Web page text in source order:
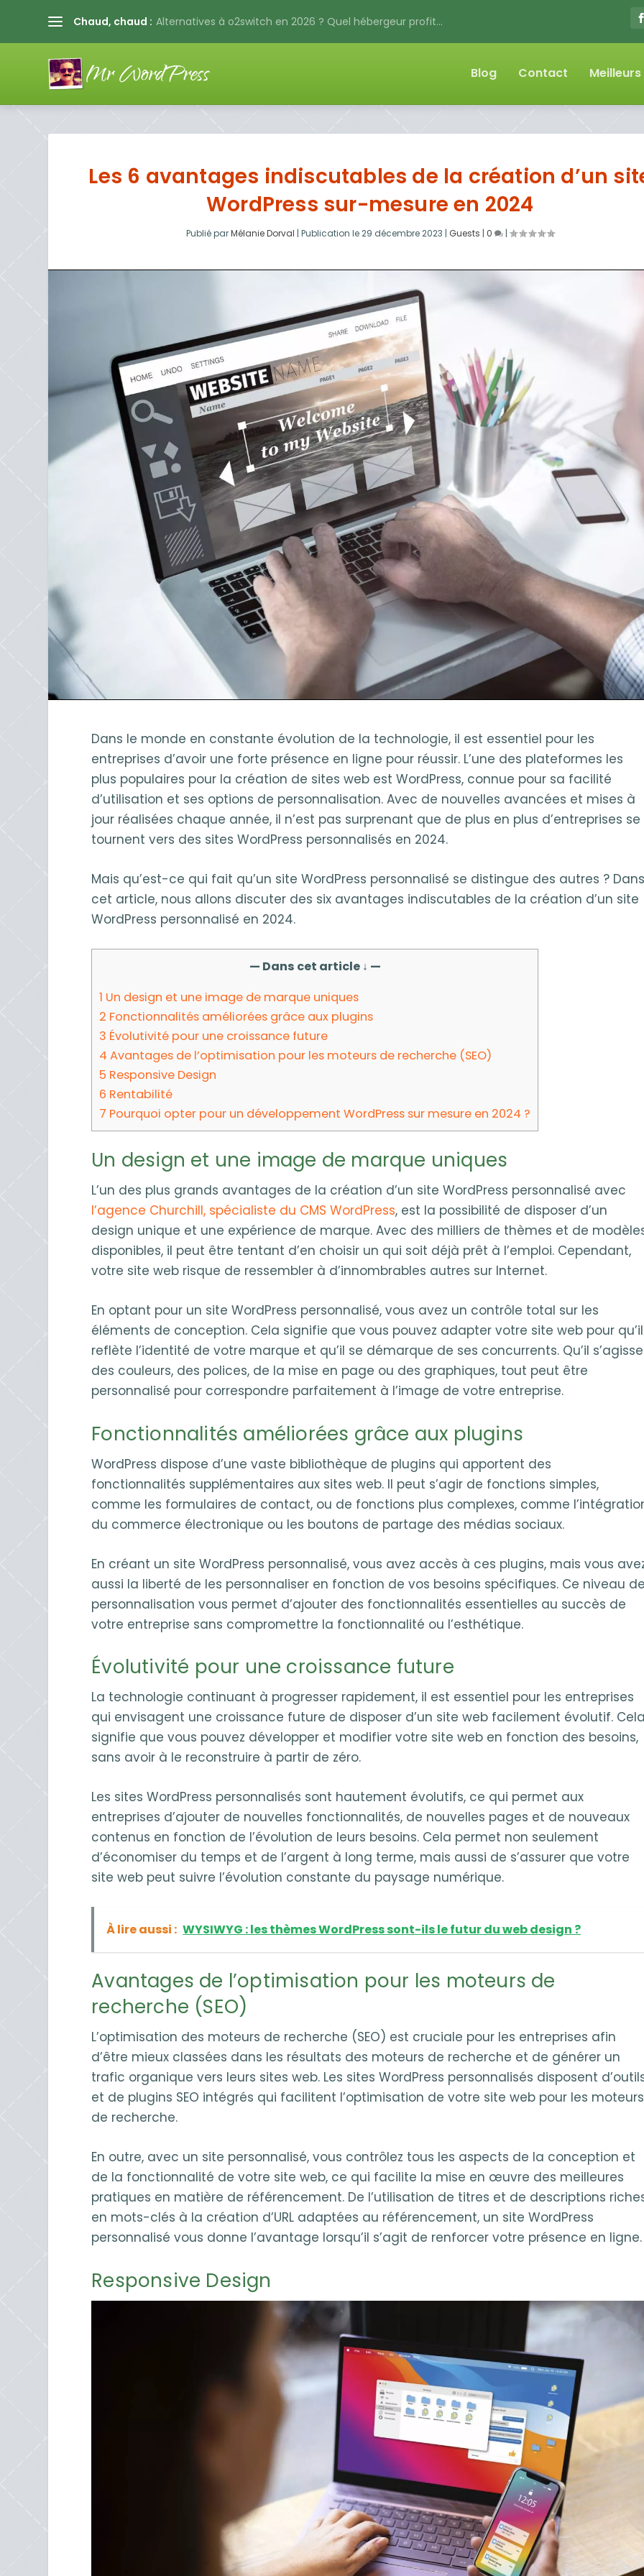
Chaud, chaud : Alternatives à o2switch en 2026 ? Quel hébergeur profit...
Blog Contact
Les 6 avantages indiscutables de la création d’un
WordPress sur-mesure en 2024
Publié parMélanie Dorval | Publication le29 décembre 2023 | Guests | 0 |
Dans le monde en constante évolution de la technologie, il est essentiel pour les
entreprises d’avoir une forte présence en ligne pour réussir. L’une des plateformes les
plus populaires pour la création de sites web est WordPress, connue pour sa facilité
d’utilisation et ses options de personnalisation. Avec de nouvelles avancées et mises à
jour réalisées chaque année, il n’est pas surprenant que de plus en plus d’entreprises se
tournent vers des sites WordPress personnalisés en 2024.
Mais qu’est-ce qui fait qu’un site WordPress personnalisé se distingue des autres ?
cet article, nous allons discuter des six avantages indiscutables de la création d’un site
WordPress personnalisé en 2024.
— Dans cet article ↓ —
1 Un design et une image de marque uniques
2 Fonctionnalités améliorées grâce aux plugins
3 Évolutivité pour une croissance future
4 Avantages de l’optimisation pour les moteurs de recherche (SEO)
5 Responsive Design
6 Rentabilité
7 Pourquoi opter pour un développement WordPress sur mesure en 2024 ?
Un design et une image de marque uniques
L’un des plus grands avantages de la création d’un site WordPress personnalisé avec
l’agence Churchill, spécialiste du CMS WordPress, est la possibilité de disposer d’un
design unique et une expérience de marque. Avec des milliers de thèmes et de
disponibles, il peut être tentant d’en choisir un qui soit déjà prêt à l’emploi. Cependant,
votre site web risque de ressembler à d’innombrables autres sur Internet.
En optant pour un site WordPress personnalisé, vous avez un contrôle total sur les
éléments de conception. Cela signifie que vous pouvez adapter votre site web pour qu’il
reflète l’identité de votre marque et qu’il se démarque de ses concurrents. Qu’il s’agisse
des couleurs, des polices, de la mise en page ou des graphiques, tout peut être
personnalisé pour correspondre parfaitement à l’image de votre entreprise.
Fonctionnalités améliorées grâce aux plugins
WordPress dispose d’une vaste bibliothèque de plugins qui apportent des
fonctionnalités supplémentaires aux sites web. Il peut s’agir de fonctions simples,
comme les formulaires de contact, ou de fonctions plus complexes, comme
du commerce électronique ou les boutons de partage des médias sociaux.
En créant un site WordPress personnalisé, vous avez accès à ces plugins, mais vous
aussi la liberté de les personnaliser en fonction de vos besoins spécifiques. Ce niveau
personnalisation vous permet d’ajouter des fonctionnalités essentielles au succès de
votre entreprise sans compromettre la fonctionnalité ou l’esthétique.
Évolutivité pour une croissance future
La technologie continuant à progresser rapidement, il est essentiel pour les entreprises
qui envisagent une croissance future de disposer d’un site web facilement évolutif.
signifie que vous pouvez développer et modifier votre site web en fonction des besoins,
sans avoir à le reconstruire à partir de zéro.
Les sites WordPress personnalisés sont hautement évolutifs, ce qui permet aux
entreprises d’ajouter de nouvelles fonctionnalités, de nouvelles pages et de nouveaux
contenus en fonction de l’évolution de leurs besoins. Cela permet non seulement
d’économiser du temps et de l’argent à long terme, mais aussi de s’assurer que votre
site web peut suivre l’évolution constante du paysage numérique.
À lire aussi : WYSIWYG : les thèmes WordPress sont-ils le futur du web design ?
Avantages de l’optimisation pour les moteurs de
recherche (SEO)
L’optimisation des moteurs de recherche (SEO) est cruciale pour les entreprises afin
d’être mieux classées dans les résultats des moteurs de recherche et de générer un
trafic organique vers leurs sites web. Les sites WordPress personnalisés disposent
et de plugins SEO intégrés qui facilitent l’optimisation de votre site web pour les moteurs
de recherche.
En outre, avec un site personnalisé, vous contrôlez tous les aspects de la conception et
de la fonctionnalité de votre site web, ce qui facilite la mise en œuvre des meilleures
pratiques en matière de référencement. De l’utilisation de titres et de descriptions
en mots-clés à la création d’URL adaptées au référencement, un site WordPress
personnalisé vous donne l’avantage lorsqu’il s’agit de renforcer votre présence en ligne.
Responsive Design